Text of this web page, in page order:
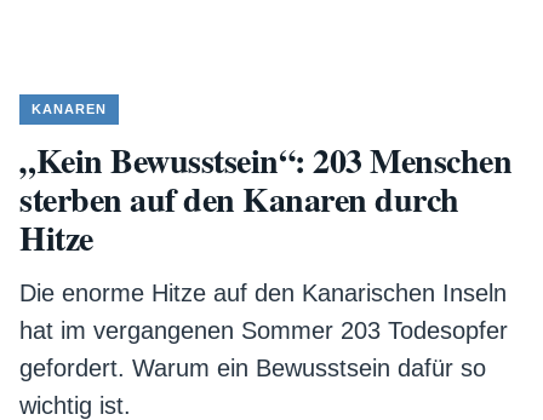
KANAREN
„Kein Bewusstsein“: 203 Menschen
sterben auf den Kanaren durch
Hitze
Die enorme Hitze auf den Kanarischen Inseln
hat im vergangenen Sommer 203 Todesopfer
gefordert. Warum ein Bewusstsein dafür so
wichtig ist.